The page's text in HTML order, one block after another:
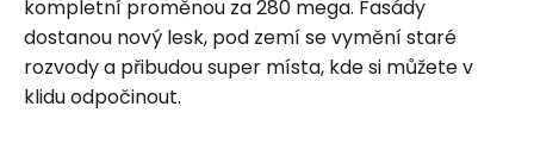
kompletní proměnou za 280 mega. Fasády
dostanou nový lesk, pod zemí se vymění staré
rozvody a přibudou super místa, kde si můžete v
klidu odpočinout.